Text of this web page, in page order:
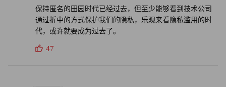
保持匿名的田园时代已经过去，但至少能够看到技术公司
通过折中的方式保护我们的隐私，乐观来看隐私滥用的时
代，或许就要成为过去了。
47